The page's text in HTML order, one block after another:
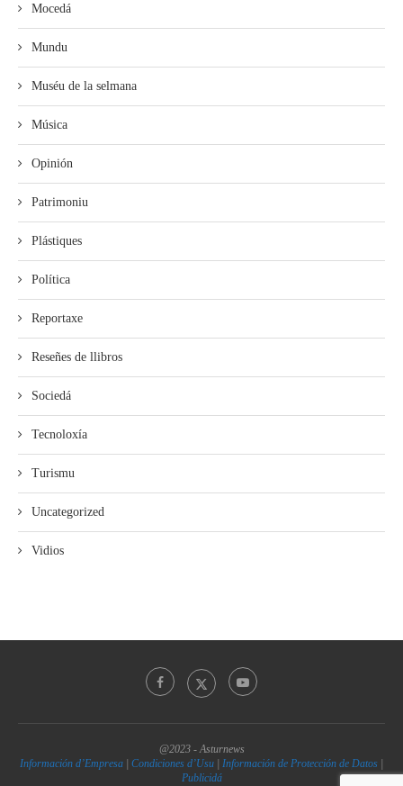
Mocedá
Mundu
Muséu de la selmana
Música
Opinión
Patrimoniu
Plástiques
Política
Reportaxe
Reseñes de llibros
Sociedá
Tecnoloxía
Turismu
Uncategorized
Vidios
@2023 - Asturnews
Información d’Empresa | Condiciones d’Usu | Información de Protección de Datos |
Publicidá